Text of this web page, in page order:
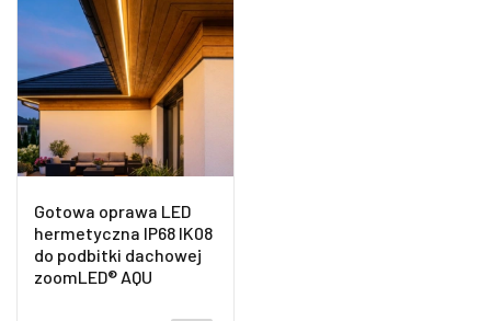
Gotowa oprawa LED
hermetyczna IP68 IK08
do podbitki dachowej
zoomLED® AQU